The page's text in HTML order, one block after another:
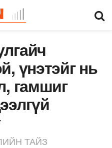
үнэтэйг нь
гамшиг
ТАЙЗ